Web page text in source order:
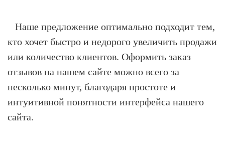
Наше предложение оптимально подходит тем,
кто хочет быстро и недорого увеличить продажи
или количество клиентов. Оформить заказ
отзывов на нашем сайте можно всего за
несколько минут, благодаря простоте и
интуитивной понятности интерфейса нашего
сайта.